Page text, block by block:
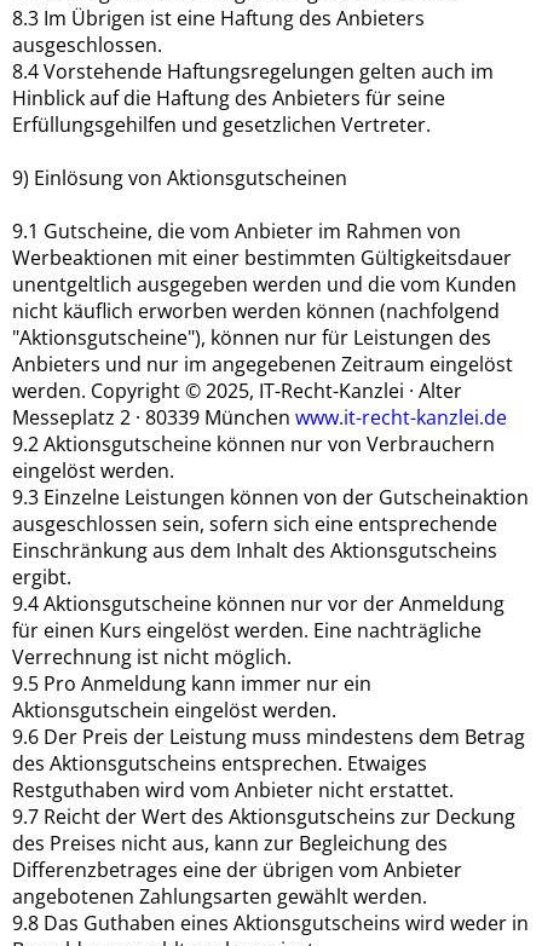
8.3 Im Übrigen ist eine Haftung des Anbieters
ausgeschlossen.
8.4 Vorstehende Haftungsregelungen gelten auch im
Hinblick auf die Haftung des Anbieters für seine
Erfüllungsgehilfen und gesetzlichen Vertreter.
9) Einlösung von Aktionsgutscheinen
9.1 Gutscheine, die vom Anbieter im Rahmen von
Werbeaktionen mit einer bestimmten Gültigkeitsdauer
unentgeltlich ausgegeben werden und die vom Kunden
nicht käuflich erworben werden können (nachfolgend
"Aktionsgutscheine"), können nur für Leistungen des
Anbieters und nur im angegebenen Zeitraum eingelöst
werden. Copyright © 2025, IT-Recht-Kanzlei · Alter
Messeplatz 2 · 80339 München www.it-recht-kanzlei.de
9.2 Aktionsgutscheine können nur von Verbrauchern
eingelöst werden.
9.3 Einzelne Leistungen können von der Gutscheinaktion
ausgeschlossen sein, sofern sich eine entsprechende
Einschränkung aus dem Inhalt des Aktionsgutscheins
ergibt.
9.4 Aktionsgutscheine können nur vor der Anmeldung
für einen Kurs eingelöst werden. Eine nachträgliche
Verrechnung ist nicht möglich.
9.5 Pro Anmeldung kann immer nur ein
Aktionsgutschein eingelöst werden.
9.6 Der Preis der Leistung muss mindestens dem Betrag
des Aktionsgutscheins entsprechen. Etwaiges
Restguthaben wird vom Anbieter nicht erstattet.
9.7 Reicht der Wert des Aktionsgutscheins zur Deckung
des Preises nicht aus, kann zur Begleichung des
Differenzbetrages eine der übrigen vom Anbieter
angebotenen Zahlungsarten gewählt werden.
9.8 Das Guthaben eines Aktionsgutscheins wird weder in